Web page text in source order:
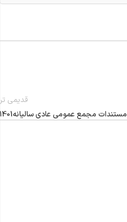
قدیمی تر
مستندات مجمع عمومی عادی سالیانه1401